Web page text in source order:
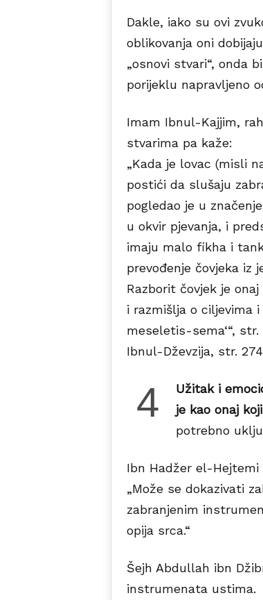
Dakle, iako su ovi
oblikovanja oni
„osnovi stvari“, onda
porijeklu napravljeno
Imam Ibnul-Kajjim,
stvarima pa kaže:
„Kada je lovac (misli
postići da slušaju
pogledao je u
u okvir pjevanja, i
imaju malo fikha i
prevođenje čovjeka iz
Razborit čovjek je
i razmišlja o ciljevima
meseletis-sema‘“,
Ibnul-Dževzija, str.
4
Užitak i
je kao onaj
potrebno
Ibn Hadžer el-Hejtemi
„Može se dokazivati
zabranjenim
opija srca.“
Šejh Abdullah ibn
instrumenata ustima.